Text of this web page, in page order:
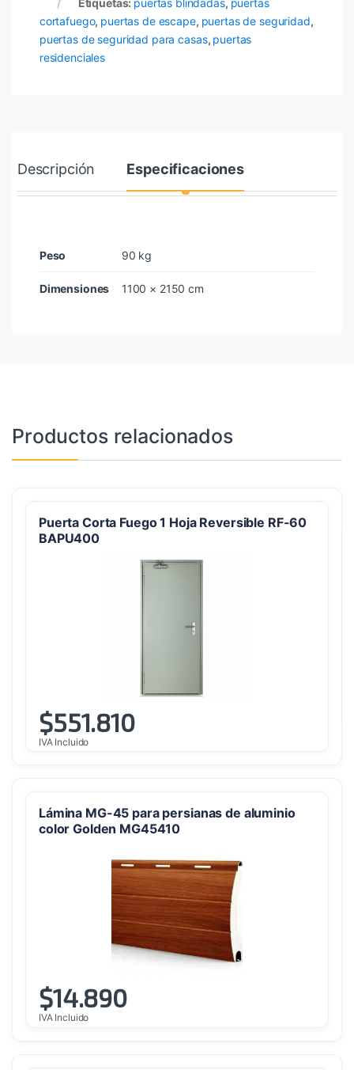
Etiquetas: puertas blindadas, puertas
cortafuego, puertas de escape, puertas de seguridad,
puertas de seguridad para casas, puertas
residenciales
Descripción Especificaciones
Peso 90 kg
Dimensiones 1100 × 2150 cm
Productos relacionados
Puerta Corta Fuego 1 Hoja Reversible RF-60
BAPU400
$551.810
IVA Incluido
Lámina MG-45 para persianas de aluminio
color Golden MG45410
$14.890
IVA Incluido